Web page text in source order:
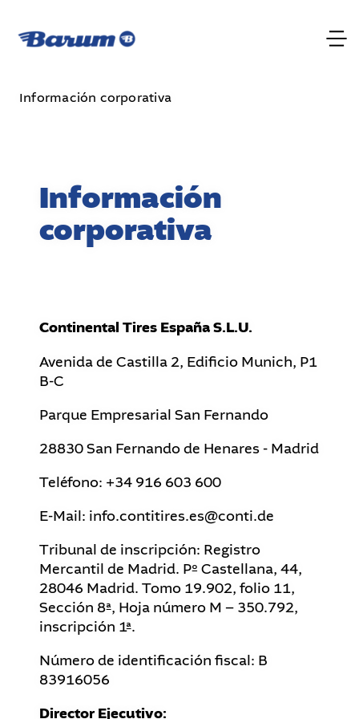
Información corporativa
Información
corporativa
Continental Tires España S.L.U.
Avenida de Castilla 2, Edificio Munich, P1
B-C
Parque Empresarial San Fernando
28830 San Fernando de Henares - Madrid
Teléfono: +34 916 603 600
E-Mail: info.contitires.es@conti.de
Tribunal de inscripción: Registro
Mercantil de Madrid. Pº Castellana, 44,
28046 Madrid. Tomo 19.902, folio 11,
Sección 8ª, Hoja número M – 350.792,
inscripción 1ª.
Número de identificación fiscal: B
83916056
Director Ejecutivo: